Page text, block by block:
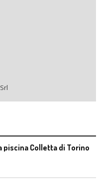
piscina Colletta di Torino